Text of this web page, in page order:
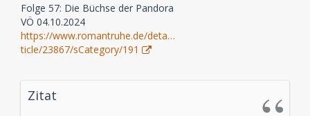
Folge 57: Die Büchse der Pandora
VÖ 04.10.2024
https://www.romantruhe.de/deta…
ticle/23867/sCategory/191
Zitat